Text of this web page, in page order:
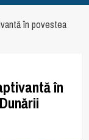
în povestea
în